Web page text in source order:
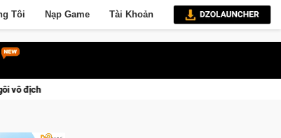
Tôi Nạp Game Tài Khoản
Trở thành "Đại ca Mèo" khuấy đảo thế giới ngầm trong Cat Mafia